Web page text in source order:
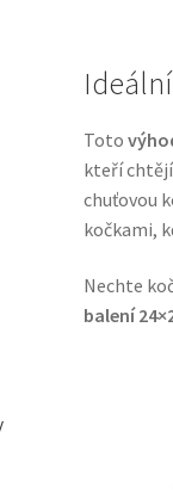
Toto
kteří
chuťovou
kočkami,
Nechte
balení